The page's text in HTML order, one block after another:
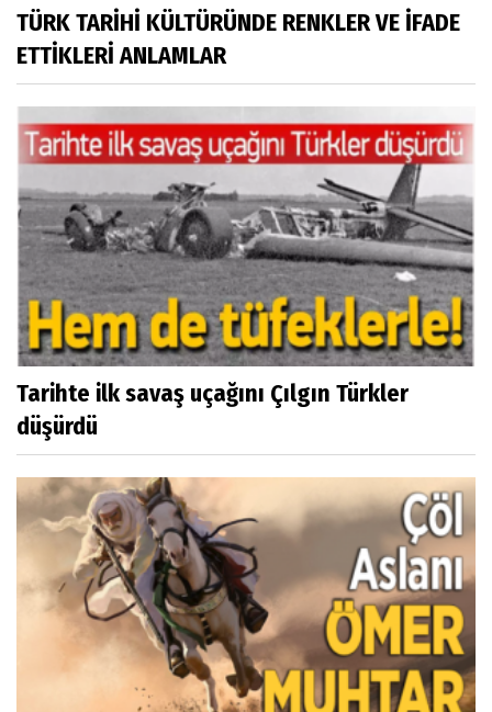
TÜRK TARİHİ KÜLTÜRÜNDE RENKLER VE İFADE
ETTİKLERİ ANLAMLAR
Tarihte ilk savaş uçağını Çılgın Türkler
düşürdü